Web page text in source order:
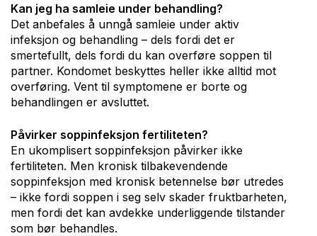
Kan jeg ha samleie under behandling?
Det anbefales å unngå samleie under aktiv
infeksjon og behandling – dels fordi det er
smertefullt, dels fordi du kan overføre soppen til
partner. Kondomet beskyttes heller ikke alltid mot
overføring. Vent til symptomene er borte og
behandlingen er avsluttet.
Påvirker soppinfeksjon fertiliteten?
En ukomplisert soppinfeksjon påvirker ikke
fertiliteten. Men kronisk tilbakevendende
soppinfeksjon med kronisk betennelse bør utredes
– ikke fordi soppen i seg selv skader fruktbarheten,
men fordi det kan avdekke underliggende tilstander
som bør behandles.